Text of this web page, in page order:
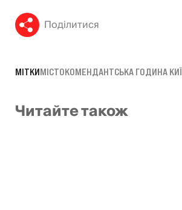
Поділитися
МІТКИМІСТОКОМЕНДАНТСЬКА ГОДИНА
Читайте також